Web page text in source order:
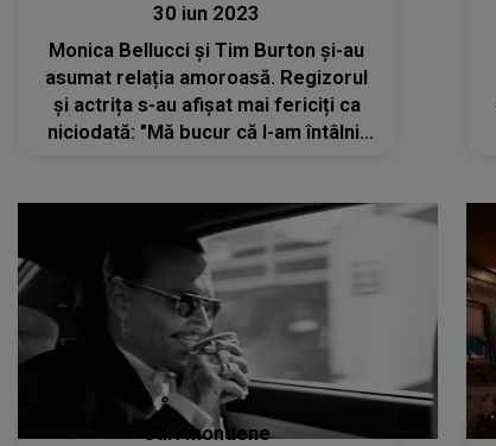
30 iun 2023
Monica Bellucci și Tim Burton și-au
asumat relația amoroasă. Regizorul
și actrița s-au afișat mai fericiți ca
niciodată: "Mă bucur că l-am întâlnit
Stiri mondene